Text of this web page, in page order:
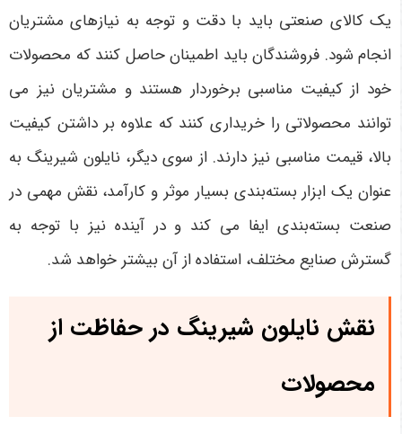
یک کالای صنعتی باید با دقت و توجه به نیازهای مشتریان
انجام شود. فروشندگان باید اطمینان حاصل کنند که محصولات
خود از کیفیت مناسبی برخوردار هستند و مشتریان نیز می
توانند محصولاتی را خریداری کنند که علاوه بر داشتن کیفیت
بالا، قیمت مناسبی نیز دارند. از سوی دیگر، نایلون شیرینگ به
عنوان یک ابزار بسته‌بندی بسیار موثر و کارآمد، نقش مهمی در
صنعت بسته‌بندی ایفا می کند و در آینده نیز با توجه به
گسترش صنایع مختلف، استفاده از آن بیشتر خواهد شد.
نقش نایلون شیرینگ در حفاظت از
محصولات